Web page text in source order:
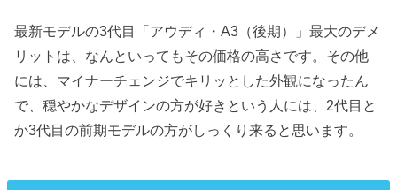
最新モデルの3代目「アウディ・A3（後期）」最大のデメ
リットは、なんといってもその価格の高さです。その他
には、マイナーチェンジでキリッとした外観になったん
で、穏やかなデザインの方が好きという人には、2代目と
か3代目の前期モデルの方がしっくり来ると思います。